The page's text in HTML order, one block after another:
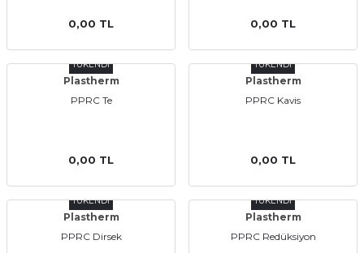
0,00 TL 0,00 TL
TÜKENDİ
Plastherm
PPRC Te
0,00 TL
TÜKENDİ
Plastherm
PPRC Kavis
0,00 TL
TÜKENDİ
Plastherm
PPRC Dirsek
TÜKENDİ
Plastherm
PPRC Redüksiyon